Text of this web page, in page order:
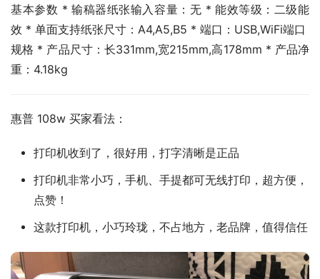
基本参数 * 输稿器纸张输入容量：无 * 能效等级：二级能
效 * 单面支持纸张尺寸：A4,A5,B5 * 端口：USB,WiFi端口
规格 * 产品尺寸：长331mm,宽215mm,高178mm * 产品净
重：4.18kg
惠普 108w 买家看法：
打印机收到了，很好用，打字清晰是正品
打印机非常小巧，手机、手提都可无线打印，超方便，
点赞！
这款打印机，小巧玲珑，不占地方，老品牌，值得信任